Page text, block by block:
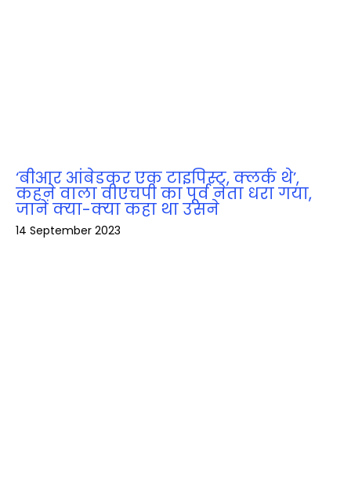
‘बीआर आंबेडकर एक टाइपिस्ट, क्लर्क थे’,
कहने वाला वीएचपी का पूर्व नेता धरा गया,
जानें क्‍या-क्‍या कहा था उसने
14 September 2023